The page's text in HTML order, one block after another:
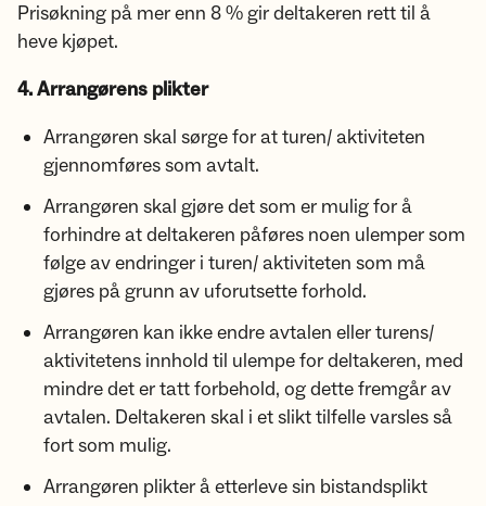
Prisøkning på mer enn 8 % gir deltakeren rett til å
heve kjøpet.
4. Arrangørens plikter
Arrangøren skal sørge for at turen/ aktiviteten
gjennomføres som avtalt.
Arrangøren skal gjøre det som er mulig for å
forhindre at deltakeren påføres noen ulemper som
følge av endringer i turen/ aktiviteten som må
gjøres på grunn av uforutsette forhold.
Arrangøren kan ikke endre avtalen eller turens/
aktivitetens innhold til ulempe for deltakeren, med
mindre det er tatt forbehold, og dette fremgår av
avtalen. Deltakeren skal i et slikt tilfelle varsles så
fort som mulig.
Arrangøren plikter å etterleve sin bistandsplikt